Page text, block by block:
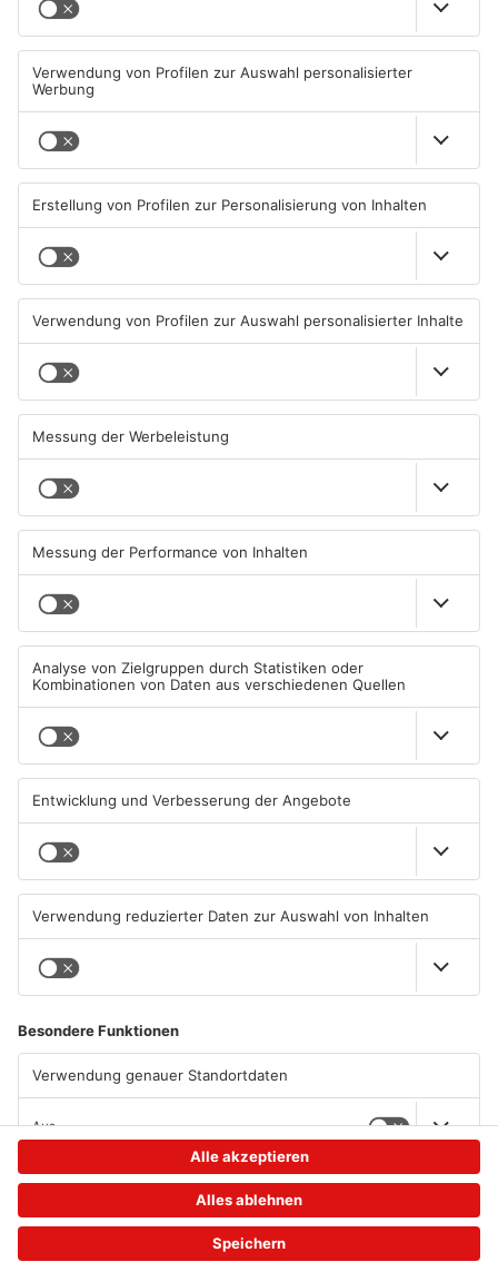
Schwimmbad bleibt heute
geschlossen
KINZIG-KREIS
Neue Sperrungen rund um
Biebergemünd
TOPNEWS
Gleisarbeiten sollen
Feldbrand in Nidderau
ausgelöst haben
31.07.2026, 06:25 UHR IN MAIN-
KINZIG-KREIS
Wo ist Selena Fröhlich aus
Großkrotzenburg?
KINZIG-KREIS